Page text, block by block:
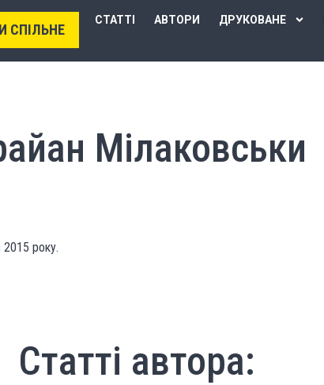
СПІЛЬНЕ
СТАТТІ АВТОРИ ДРУКОВАНЕ
Мілаковськи
року.
Статті автора: